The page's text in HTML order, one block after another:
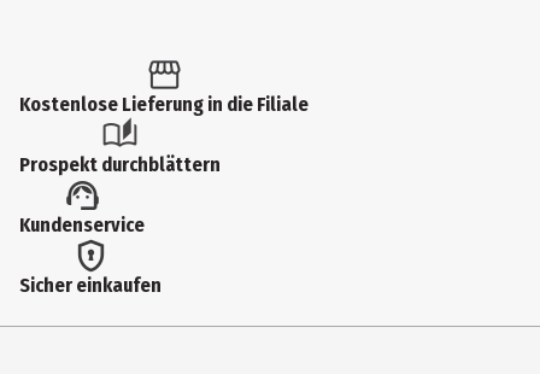
Kostenlose Lieferung in die Filiale
Prospekt durchblättern
Kundenservice
Sicher einkaufen